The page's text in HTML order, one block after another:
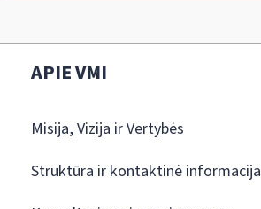
APIE VMI
Misija, Vizija ir Vertybės
Struktūra ir kontaktinė informacija